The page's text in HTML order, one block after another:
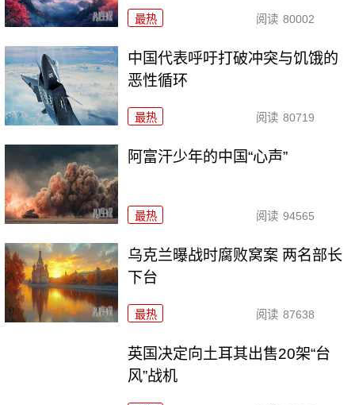
最热 阅读 80002
中国代表呼吁打破冲突与饥饿的
恶性循环
最热 阅读 80719
阿富汗少年的中国“心声”
最热 阅读 94565
乌克兰曝战时腐败窝案 两名部长
下台
最热 阅读 87638
英国决定向土耳其出售20架“台
风”战机